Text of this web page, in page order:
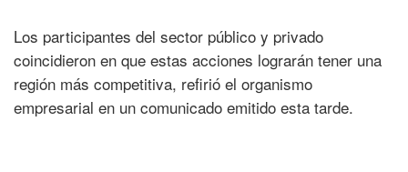
Los participantes del sector público y privado
coincidieron en que estas acciones lograrán tener una
región más competitiva, refirió el organismo
empresarial en un comunicado emitido esta tarde.